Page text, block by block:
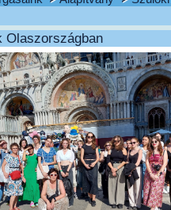
Olaszországban